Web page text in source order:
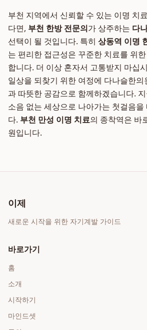
부천 지역에서 신뢰할 수 있는 이명 치
다면, 부천 한방 전문의가 상주하는 다
선택이 될 것입니다. 특히 상동역 이명
는 편리한 접근성은 꾸준한 치료를 위
합니다. 더 이상 혼자서 고통받지 마십
일상을 되찾기 위한 여정에 다나슬한의
과 따뜻한 공감으로 함께하겠습니다.
소음 없는 세상으로 나아가는 첫걸음을
다. 부천 만성 이명 치료의 종착역은 바
원입니다.
이제
새로운 시작을 위한 자기계발 가이드
바로가기
홈
소개
시작하기
마인드셋